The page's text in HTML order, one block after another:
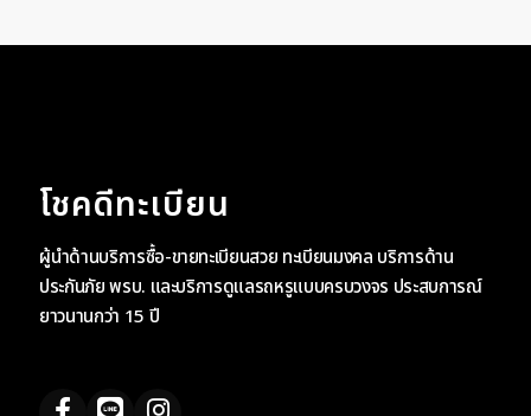
โชคดีทะเบียน
ผู้นำด้านบริการซื้อ-ขายทะเบียนสวย ทะเบียนมงคล บริการด้าน
ประกันภัย พรบ. และบริการดูแลรถหรูแบบครบวงจร ประสบการณ์
ยาวนานกว่า 15 ปี